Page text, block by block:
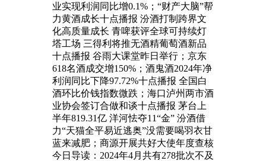
业实现利润同比增0.1%；“财产大脑”帮
力黄酒成长十点播报 汾酒打制跨界文
化高质量成长 青啤获评全球可持续灯
塔工场 三得利将推无酒精葡萄酒新品
十点播报 谷雨大课堂昨日举行；京东
618名酒成交增150%；酒鬼酒2024年净
利润同比下降97.72%十点播报 全国白
酒环比价钱指数微跌；海口泸州两市酒
业协会签订合做和谈十点播报 茅台上
半年819.31亿 洋河怯夺11“金” 汾酒借
力“天猫全平易近逃奥”没需要喝羽衣甘
蓝来减肥；商源开展共好大使年度查核
今日导读：2024年4月共有278批次不及